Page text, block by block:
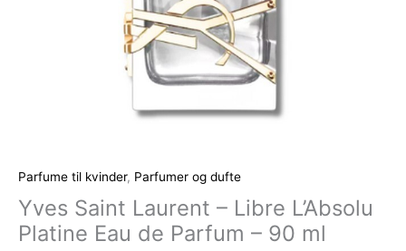
Parfume til kvinder, Parfumer og dufte
Yves Saint Laurent – Libre L’Absolu
Platine Eau de Parfum – 90 ml